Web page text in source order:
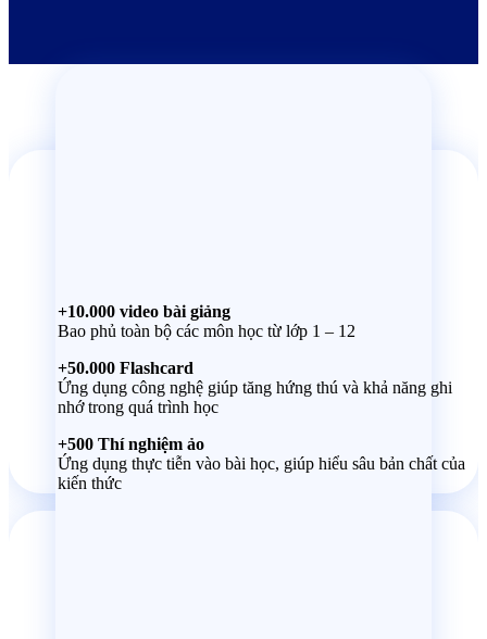
+10.000 video bài giảng
Bao phủ toàn bộ các môn học từ lớp 1 – 12
+50.000 Flashcard
Ứng dụng công nghệ giúp tăng hứng thú và khả năng ghi
nhớ trong quá trình học
+500 Thí nghiệm ảo
Ứng dụng thực tiễn vào bài học, giúp hiểu sâu bản chất của
kiến thức